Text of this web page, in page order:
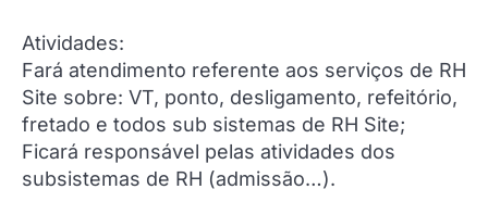
Atividades:
Fará atendimento referente aos serviços de RH
Site sobre: VT, ponto, desligamento, refeitório,
fretado e todos sub sistemas de RH Site;
Ficará responsável pelas atividades dos
subsistemas de RH (admissão…).